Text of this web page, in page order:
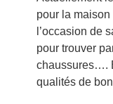
pour la maison
l’occasion de
pour trouver
chaussures….
qualités de